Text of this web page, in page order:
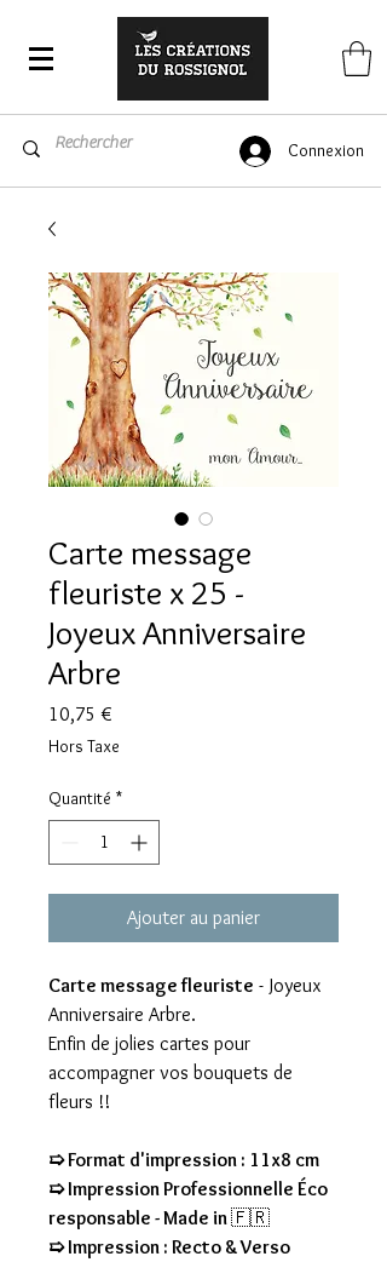
Connexion
Carte message
fleuriste x 25 -
Joyeux Anniversaire
Arbre
10,75 €
Hors Taxe
Quantité *
Ajouter au panier
Carte message fleuriste - Joyeux
Anniversaire Arbre.
Enfin de jolies cartes pour
accompagner vos bouquets de
fleurs !!
➯ Format d'impression : 11x8 cm
➯ Impression Professionnelle Éco
responsable - Made in🇫🇷
➯ Impression : Recto & Verso